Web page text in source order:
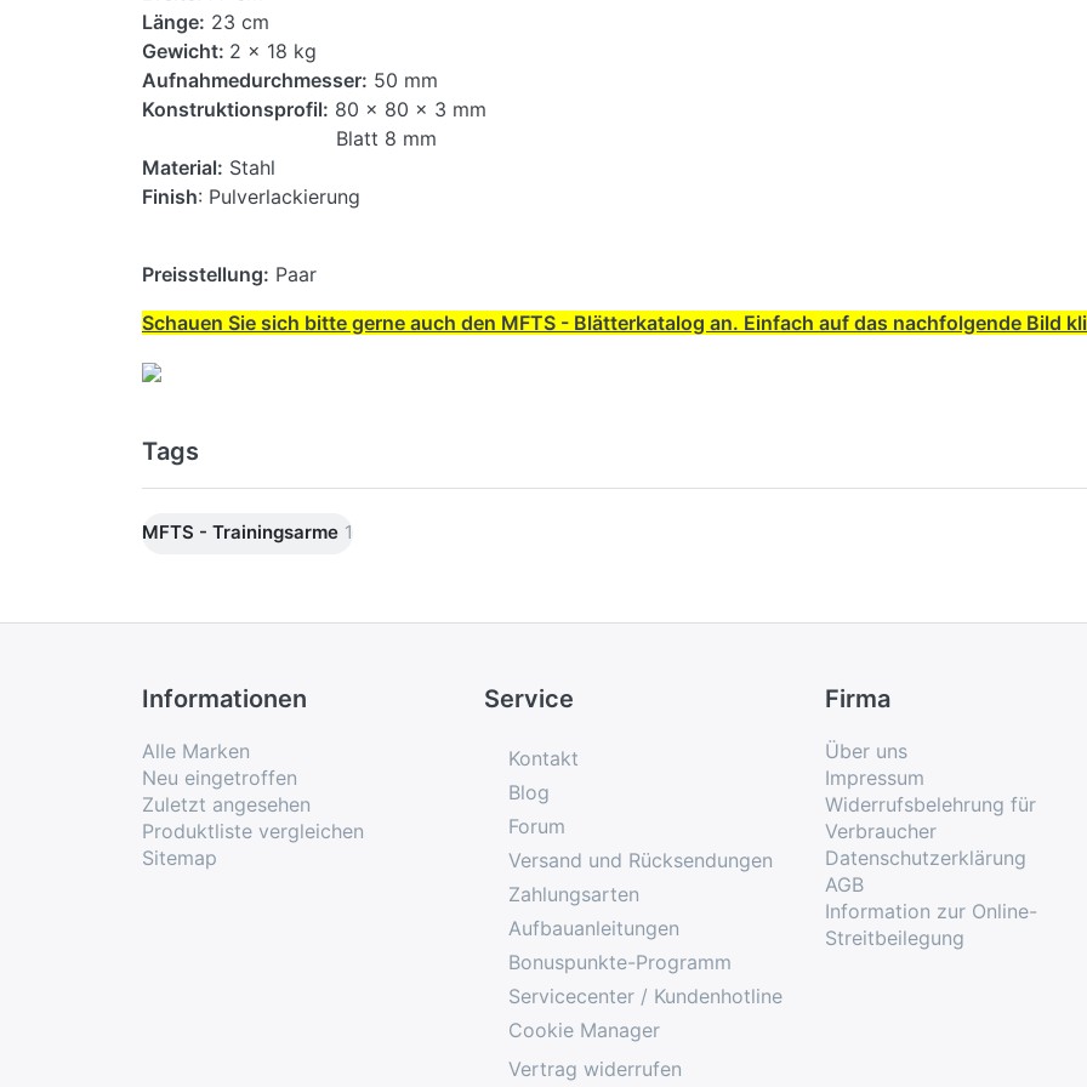
Länge: 23 cm
Gewicht: 2 x 18 kg
Aufnahmedurchmesser: 50 mm
Konstruktionsprofil: 80 x 80 x 3 mm
Blatt 8 mm
Material: Stahl
Finish: Pulverlackierung
Preisstellung: Paar
Schauen Sie sich bitte gerne auch den MFTS - Blätterkatalog an. Einfach auf das nachfolgende Bild
Tags
MFTS - Trainingsarme 1
Informationen
Alle Marken
Neu eingetroffen
Zuletzt angesehen
Produktliste vergleichen
Sitemap
Service
Kontakt
Blog
Forum
Versand und Rücksendungen
Zahlungsarten
Aufbauanleitungen
Bonuspunkte-Programm
Servicecenter / Kundenhotline
Cookie Manager
Vertrag widerrufen
Firma
Über uns
Impressum
Widerrufsbelehrung für
Verbraucher
Datenschutzerklärung
AGB
Information zur Online-
Streitbeilegung